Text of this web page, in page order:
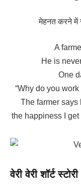
मेहनत करने में
A
He is
One
“Why do you
The farmer says
the happiness I
वेरी वेरी शॉर्ट